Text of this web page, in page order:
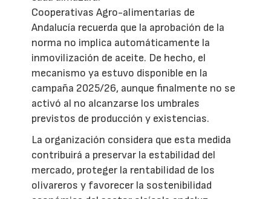
Cooperativas Agro-alimentarias de
Andalucía recuerda que la aprobación de la
norma no implica automáticamente la
inmovilización de aceite. De hecho, el
mecanismo ya estuvo disponible en la
campaña 2025/26, aunque finalmente no se
activó al no alcanzarse los umbrales
previstos de producción y existencias.
La organización considera que esta medida
contribuirá a preservar la estabilidad del
mercado, proteger la rentabilidad de los
olivareros y favorecer la sostenibilidad